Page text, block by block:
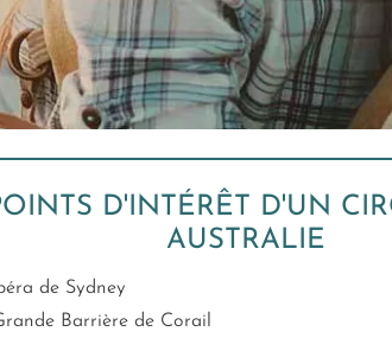
D'INTÉRÊT D'UN
AUSTRALIE
de Sydney
Barrière de Corail